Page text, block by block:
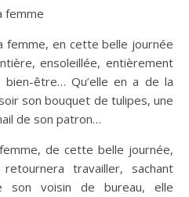
femme
femme, en cette belle journée
ensoleillée, entièrement
être… Qu’elle en a de la
son bouquet de tulipes, une
de son patron…
de cette belle journée,
travailler, sachant
son voisin de bureau, elle